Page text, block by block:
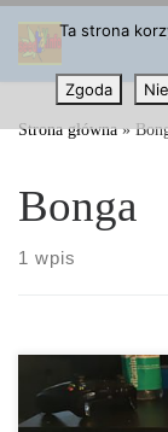
Przejdź do treści
Strona główna »
Bonga
1 wpis
Ta strona
Zgoda